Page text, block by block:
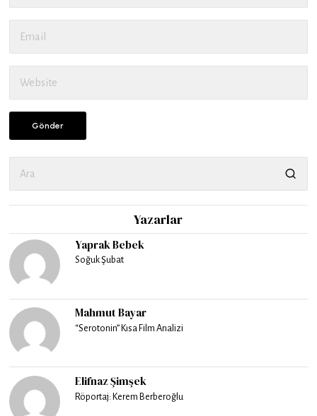
Yazarlar
Yaprak Bebek
Soğuk Şubat
Mahmut Bayar
“Serotonin” Kısa Film Analizi
Elifnaz Şimşek
Röportaj: Kerem Berberoğlu